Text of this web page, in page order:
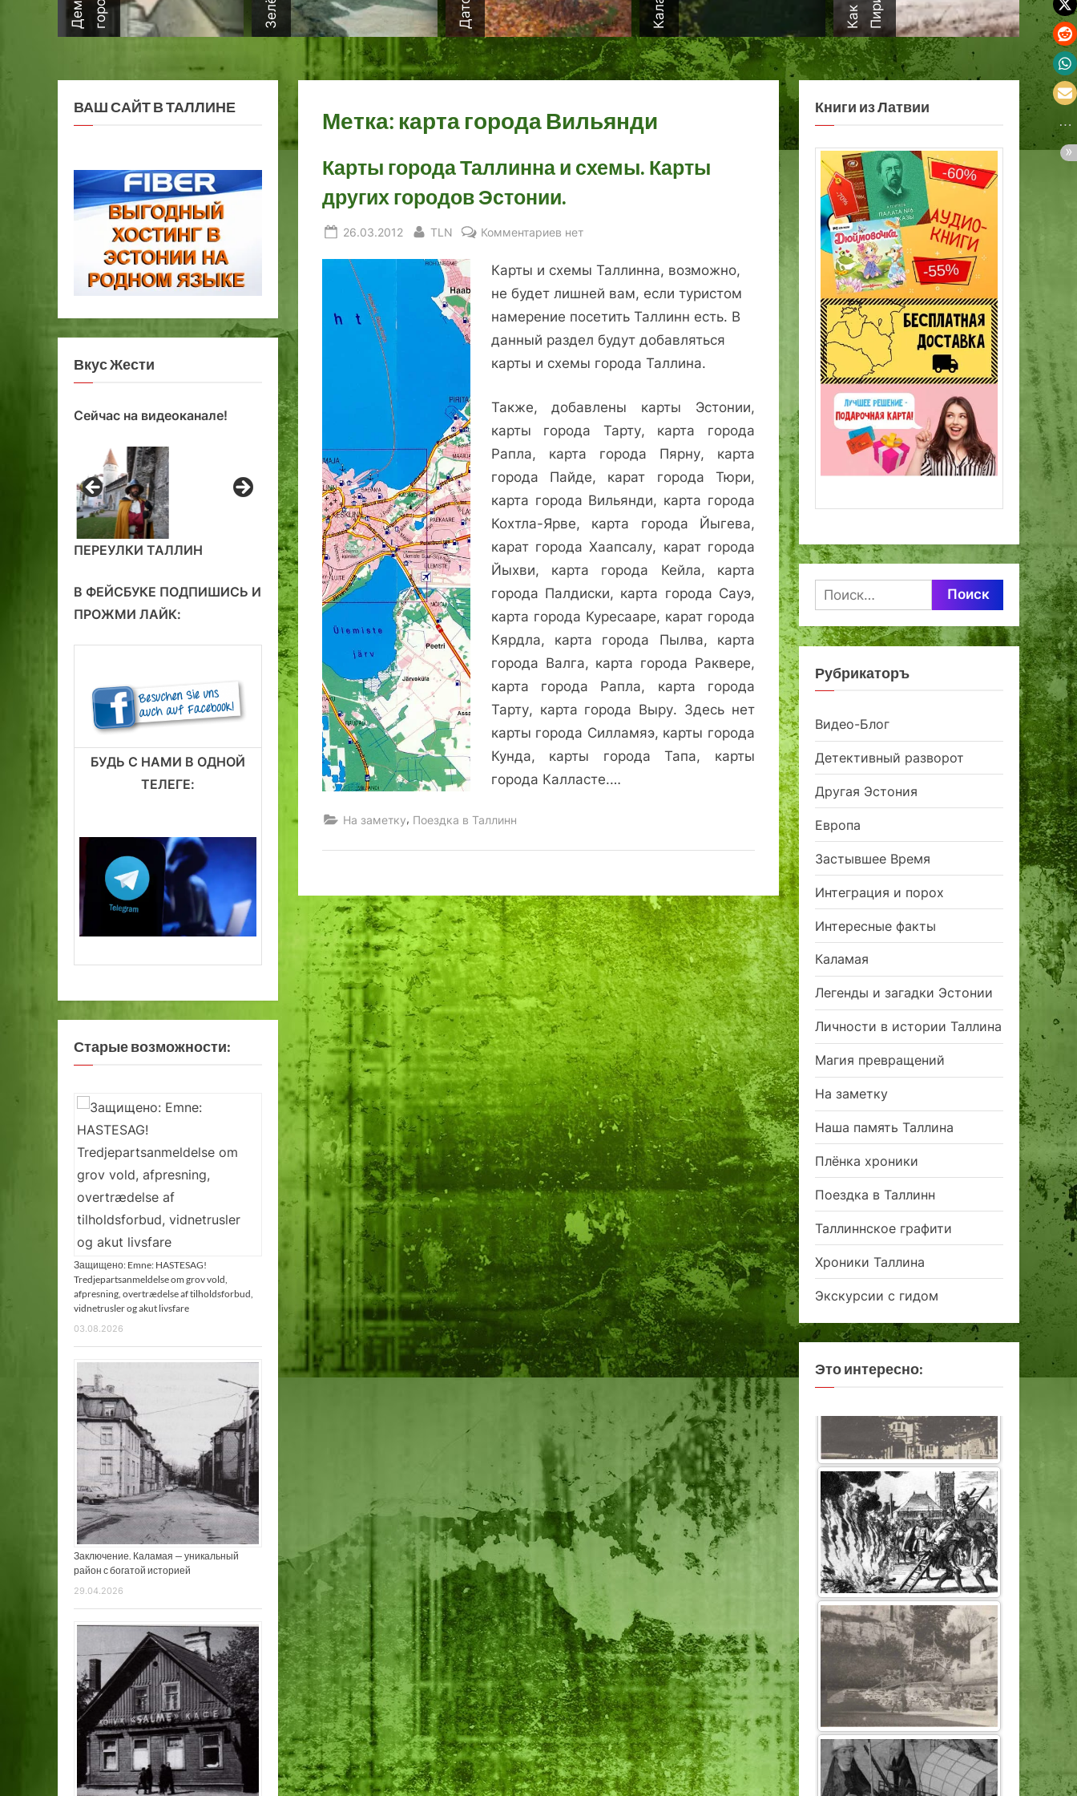
Метка: карта города Вильянди
Карты города Таллинна и схемы. Карты
других городов Эстонии.
Posted
26.03.2012 By
TLN Комментариев к
Карты
города
Таллинна
схемы.
Карты
городов
Эстонии.
нет
Карты и схемы Таллинна, возможно,
не будет лишней вам, если туристом
намерение посетить Таллинн есть. В
данный раздел будут добавляться
карты и схемы города Таллина.
Также, добавлены карты Эстонии,
карты города Тарту, карта города
Рапла, карта города Пярну, карта
города Пайде, карат города Тюри,
карта города Вильянди, карта города
Кохтла-Ярве, карта города Йыгева,
карат города Хаапсалу, карат города
Йыхви, карта города Кейла, карта
города Палдиски, карта города Сауэ,
карта города Куресааре, карат города
Кярдла, карта города Пылва, карта
города Валга, карта города Раквере,
карта города Рапла, карта города
Тарту, карта города Выру. Здесь нет
карты города Силламяэ, карты города
Кунда, карты города Тапа, карты
города Калласте.…
На заметку, Поездка в Таллинн
ВАШ САЙТ В ТАЛЛИНЕ
Вкус Жести
Сейчас на видеоканале!
ПЕРЕУЛКИ ТАЛЛИН
В ФЕЙСБУКЕ ПОДПИШИСЬ И
ПРОЖМИ ЛАЙК:
БУДЬ С НАМИ В ОДНОЙ
ТЕЛЕГЕ:
Старые возможности:
Защищено: Emne: HASTESAG!
Tredjepartsanmeldelse om grov vold,
afpresning, overtrædelse af tilholdsforbud,
vidnetrusler og akut livsfare
03.08.2026
Заключение. Каламая — уникальный
район с богатой историей
29.04.2026
Книги из Латвии
Найти:
Рубрикаторъ
Видео-Блог
Детективный разворот
Другая Эстония
Европа
Застывшее Время
Интеграция и порох
Интересные факты
Каламая
Легенды и загадки Эстонии
Личности в истории Таллина
Магия превращений
На заметку
Наша память Таллина
Плёнка хроники
Поездка в Таллинн
Таллиннское графити
Хроники Таллина
Экскурсии с гидом
Это интересно: